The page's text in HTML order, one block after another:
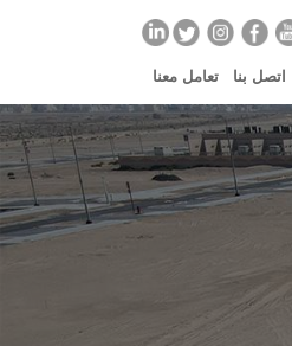
اتصل بنا تعامل معنا